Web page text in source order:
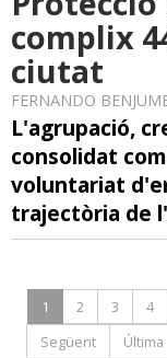
complix
ciutat
FERNANDO
L'agrupació,
consolidat
voluntariat
trajectòria de
1 2 3 4
Següent
Última